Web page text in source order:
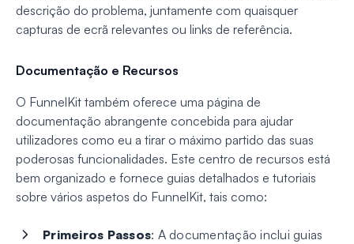
descrição do problema, juntamente com quaisquer
capturas de ecrã relevantes ou links de referência.
Documentação e Recursos
O FunnelKit também oferece uma página de
documentação abrangente concebida para ajudar
utilizadores como eu a tirar o máximo partido das suas
poderosas funcionalidades. Este centro de recursos está
bem organizado e fornece guias detalhados e tutoriais
sobre vários aspetos do FunnelKit, tais como:
Primeiros Passos: A documentação inclui guias